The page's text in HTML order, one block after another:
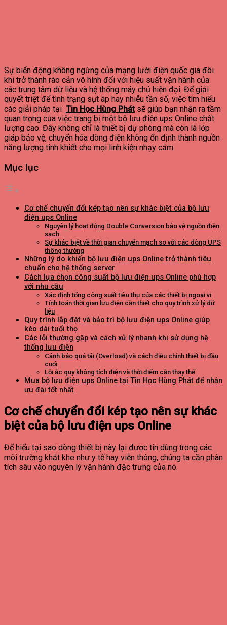
Sự biến động không ngừng của mạng lưới điện quốc gia đôi
khi trở thành rào cản vô hình đối với hiệu suất vận hành của
các trung tâm dữ liệu và hệ thống máy chủ hiện đại. Để giải
quyết triệt để tình trạng sụt áp hay nhiễu tần số, việc tìm hiểu
các giải pháp tại Tin Học Hùng Phátsẽ giúp bạn nhận ra tầm
quan trọng của việc trang bị một bộ lưu điện ups Online chất
lượng cao. Đây không chỉ là thiết bị dự phòng mà còn là lớp
giáp bảo vệ, chuyển hóa dòng điện không ổn định thành nguồn
năng lượng tinh khiết cho mọi linh kiện nhạy cảm.
Mục lục
Cơ chế chuyển đổi kép tạo nên sự khác biệt của bộ lưu
điện ups Online
Nguyên lý hoạt động Double Conversion bảo vệ nguồn điện
sạch
Sự khác biệt về thời gian chuyển mạch so với các dòng UPS
thông thường
Những lý do khiến bộ lưu điện ups Online trở thành tiêu
chuẩn cho hệ thống server
Cách lựa chọn công suất bộ lưu điện ups Online phù hợp
với nhu cầu
Xác định tổng công suất tiêu thụ của các thiết bị ngoại vi
Tính toán thời gian lưu điện cần thiết cho quy trình xử lý dữ
liệu
Quy trình lắp đặt và bảo trì bộ lưu điện ups Online giúp
kéo dài tuổi thọ
Các lỗi thường gặp và cách xử lý nhanh khi sử dụng hệ
thống lưu điện
Cảnh báo quá tải (Overload) và cách điều chỉnh thiết bị đầu
cuối
Lỗi ắc quy không tích điện và thời điểm cần thay thế
Mua bộ lưu điện ups Online tại Tin Học Hùng Phát để nhận
ưu đãi tốt nhất
Cơ chế chuyển đổi kép tạo nên sự khác
biệt của bộ lưu điện ups Online
Để hiểu tại sao dòng thiết bị này lại được tin dùng trong các
môi trường khắt khe như y tế hay viễn thông, chúng ta cần phân
tích sâu vào nguyên lý vận hành đặc trưng của nó.